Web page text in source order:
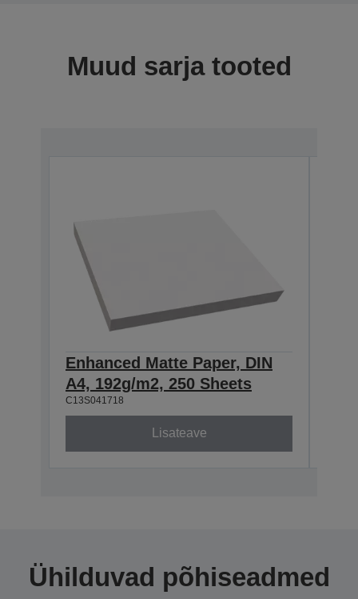
Muud sarja tooted
Enhanced Matte Paper, DIN
A4, 192g/m2, 250 Sheets
C13S041718
Lisateave
Ühilduvad põhiseadmed